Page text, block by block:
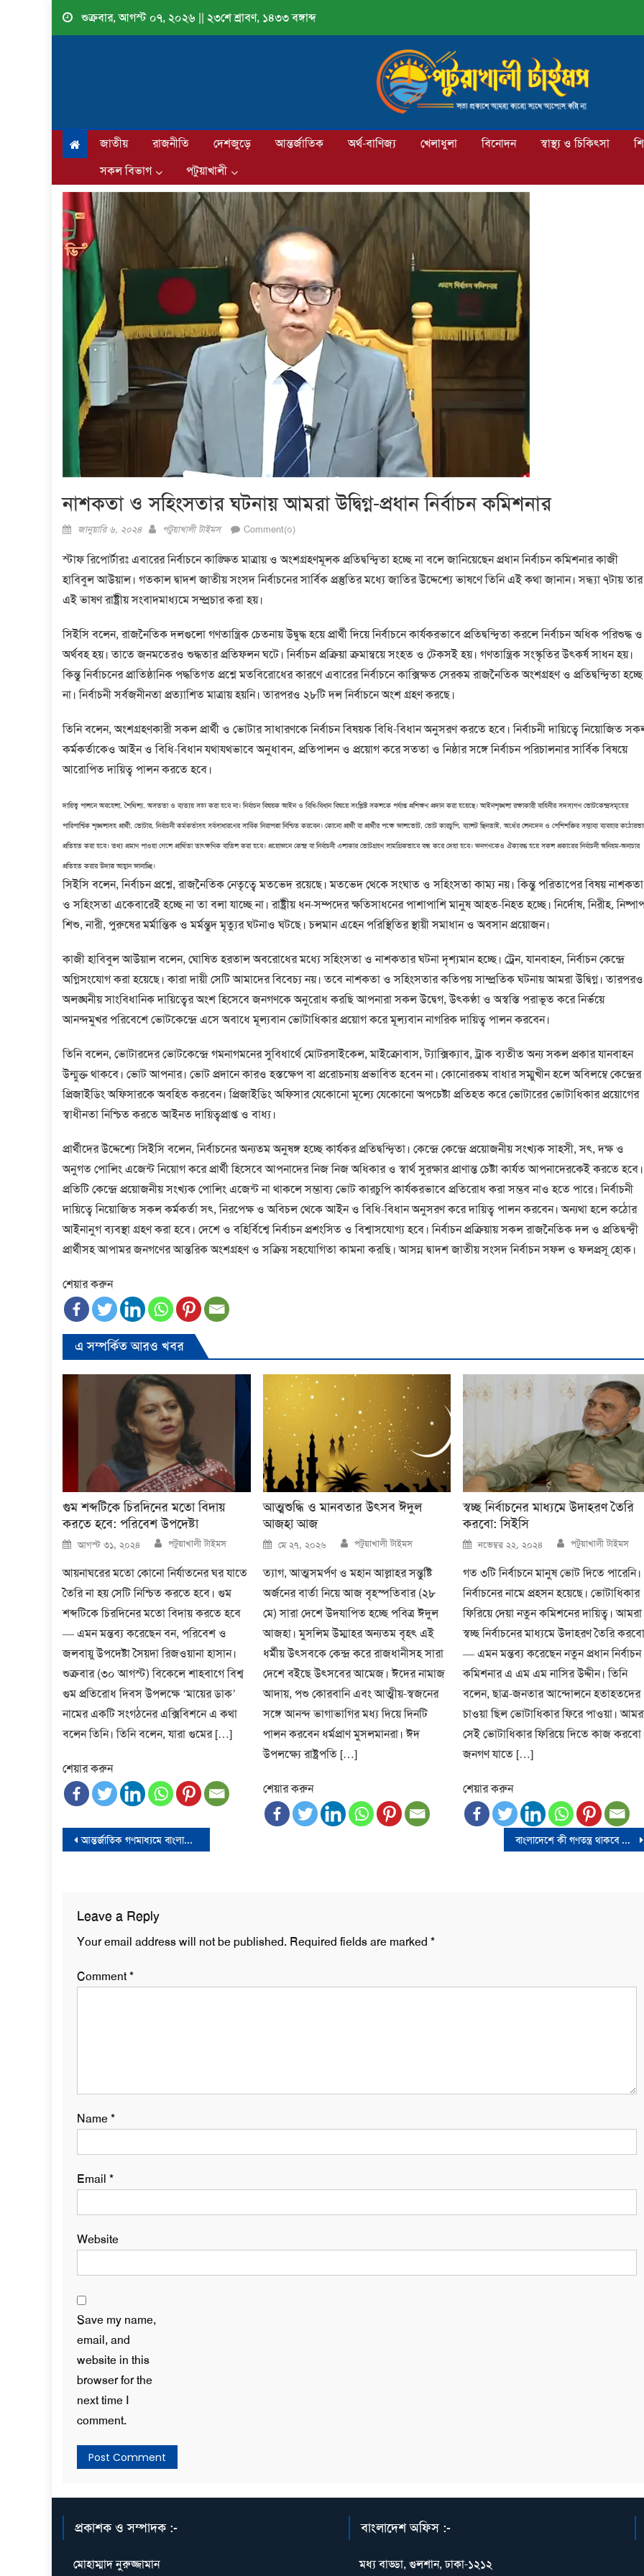
Skip
শুক্রবার, আগস্ট ০৭, ২০২৬ || ২৩শে শ্রাবণ, ১৪৩৩ বঙ্গাব্দ
জাতীয় রাজনীতি দেশজুড়ে আন্তর্জাতিক অর্থ-বাণিজ্য খেলাধুলা বিনোদন স্বাস্থ্য ও চিকিৎসা
সকল বিভাগ
পটুয়াখালী
নাশকতা ও সহিংসতার ঘটনায় আমরা উদ্বিগ্ন-প্রধান নির্বাচন কমিশনার
Posted
জানুয়ারি ৬, ২০২৪ Author
পটুয়াখালী টাইমস Comment(০)
স্টাফ রিপোর্টারঃ এবারের নির্বাচনে কাঙ্ক্ষিত মাত্রায় ও অংশগ্রহণমূলক প্রতিদ্বন্দ্বিতা হচ্ছে না বলে জানিয়েছেন প্রধান নির্বাচন কমিশনার কাজী
হাবিবুল আউয়াল। গতকাল দ্বাদশ জাতীয় সংসদ নির্বাচনের সার্বিক প্রস্তুতির মধ্যে জাতির উদ্দেশ্যে ভাষণে তিনি এই কথা জানান। সন্ধ্যা ৭টায় তার
এই ভাষণ রাষ্ট্রীয় সংবাদমাধ্যমে সম্প্রচার করা হয়।
সিইসি বলেন, রাজনৈতিক দলগুলো গণতান্ত্রিক চেতনায় উদ্বুদ্ধ হয়ে প্রার্থী দিয়ে নির্বাচনে কার্যকরভাবে প্রতিদ্বন্দ্বিতা করলে নির্বাচন অধিক পরিশুদ্ধ ও
অর্থবহ হয়। তাতে জনমতেরও শুদ্ধতার প্রতিফলন ঘটে। নির্বাচন প্রক্রিয়া ক্রমান্বয়ে সংহত ও টেকসই হয়। গণতান্ত্রিক সংস্কৃতির উৎকর্ষ সাধন হয়।
কিন্তু নির্বাচনের প্রাতিষ্ঠানিক পদ্ধতিগত প্রশ্নে মতবিরোধের কারণে এবারের নির্বাচনে কাক্সিক্ষত সেরকম রাজনৈতিক অংশগ্রহণ ও প্রতিদ্বন্দ্বিতা হচ্ছে
না। নির্বাচনী সর্বজনীনতা প্রত্যাশিত মাত্রায় হয়নি। তারপরও ২৮টি দল নির্বাচনে অংশ গ্রহণ করছে।
তিনি বলেন, অংশগ্রহণকারী সকল প্রার্থী ও ভোটার সাধারণকে নির্বাচন বিষয়ক বিধি-বিধান অনুসরণ করতে হবে। নির্বাচনী দায়িত্বে নিয়োজিত
কর্মকর্তাকেও আইন ও বিধি-বিধান যথাযথভাবে অনুধাবন, প্রতিপালন ও প্রয়োগ করে সততা ও নিষ্ঠার সঙ্গে নির্বাচন পরিচালনার সার্বিক বিষয়ে
আরোপিত দায়িত্ব পালন করতে হবে।
দায়িত্ব পালনে অবহেলা, শৈথিল্য, অসততা ও ব্যত্যয় সহ্য করা হবে না। নির্বাচন বিষয়ক আইন ও বিধি-বিধান বিষয়ে সংশ্লিষ্ট সকলকে পর্যাপ্ত প্রশিক্ষণ প্রদান করা হয়েছে। আইনশৃঙ্খলা রক্ষাকারী বাহিনীর সদস্যগণ ভোটকেন্দ্রসমূহের
পারিপার্শ্বিক শৃঙ্খলাসহ প্রার্থী, ভোটার, নির্বাচনী কর্মকর্তাসহ সর্বসাধারণের সার্বিক নিরাপত্তা নিশ্চিত করবেন। কোনো প্রার্থী বা প্রার্থীর পক্ষে জালভোট, ভোট কারচুপি, ব্যালট ছিনতাই, অর্থের লেনদেন ও পেশিশক্তির সম্ভাব্য ব্যবহার
প্রতিহত করা হবে। তথ্য প্রমাণ পাওয়া গেলে প্রার্থিতা তাৎক্ষণিক বাতিল করা হবে। প্রয়োজনে কেন্দ্র বা নির্বাচনী এলাকার ভোটগ্রহণ সামগ্রিকভাবে বন্ধ করে দেয়া হবে। জনগণকেও ঐক্যবদ্ধ হয়ে সকল প্রকারের নির্বাচনী অনিয়ম-অনাচার
প্রতিহত করার উদাত্ত আহ্বান জানাচ্ছি।
সিইসি বলেন, নির্বাচন প্রশ্নে, রাজনৈতিক নেতৃত্বে মতভেদ রয়েছে। মতভেদ থেকে সংঘাত ও সহিংসতা কাম্য নয়। কিন্তু পরিতাপের বিষয় নাশকতা
ও সহিংসতা একেবারেই হচ্ছে না তা বলা যাচ্ছে না। রাষ্ট্রীয় ধন-সম্পদের ক্ষতিসাধনের পাশাপাশি মানুষ আহত-নিহত হচ্ছে। নির্দোষ, নিরীহ,
শিশু, নারী, পুরুষের মর্মান্তিক ও মর্মন্তুদ মৃত্যুর ঘটনাও ঘটছে। চলমান এহেন পরিস্থিতির স্থায়ী সমাধান ও অবসান প্রয়োজন।
কাজী হাবিবুল আউয়াল বলেন, ঘোষিত হরতাল অবরোধের মধ্যে সহিংসতা ও নাশকতার ঘটনা দৃশ্যমান হচ্ছে। ট্রেন, যানবাহন, নির্বাচন কেন্দ্রে
অগ্নিসংযোগ করা হয়েছে। কারা দায়ী সেটি আমাদের বিবেচ্য নয়। তবে নাশকতা ও সহিংসতার কতিপয় সাম্প্রতিক ঘটনায় আমরা উদ্বিগ্ন। তারপরও
অলঙ্ঘনীয় সাংবিধানিক দায়িত্বের অংশ হিসেবে জনগণকে অনুরোধ করছি আপনারা সকল উদ্বেগ, উৎকণ্ঠা ও অস্বস্তি পরাভূত করে নির্ভয়ে
আনন্দমুখর পরিবেশে ভোটকেন্দ্রে এসে অবাধে মূল্যবান ভোটাধিকার প্রয়োগ করে মূল্যবান নাগরিক দায়িত্ব পালন করবেন।
তিনি বলেন, ভোটারদের ভোটকেন্দ্রে গমনাগমনের সুবিধার্থে মোটরসাইকেল, মাইক্রোবাস, ট্যাক্সিক্যাব, ট্রাক ব্যতীত অন্য সকল প্রকার যানবাহন
উন্মুক্ত থাকবে। ভোট আপনার। ভোট প্রদানে কারও হস্তক্ষেপ বা প্ররোচনায় প্রভাবিত হবেন না। কোনোরকম বাধার সম্মুখীন হলে অবিলম্বে কেন্দ্রের
প্রিজাইডিং অফিসারকে অবহিত করবেন। প্রিজাইডিং অফিসার যেকোনো মূল্যে যেকোনো অপচেষ্টা প্রতিহত করে ভোটারের ভোটাধিকার প্রয়োগের
স্বাধীনতা নিশ্চিত করতে আইনত দায়িত্বপ্রাপ্ত ও বাধ্য।
প্রার্থীদের উদ্দেশ্যে সিইসি বলেন, নির্বাচনের অন্যতম অনুষঙ্গ হচ্ছে কার্যকর প্রতিদ্বন্দ্বিতা। কেন্দ্রে কেন্দ্রে প্রয়োজনীয় সংখ্যক সাহসী, সৎ, দক্ষ ও
অনুগত পোলিং এজেন্ট নিয়োগ করে প্রার্থী হিসেবে আপনাদের নিজ নিজ অধিকার ও স্বার্থ সুরক্ষার প্রাণান্ত চেষ্টা কার্যত আপনাদেরকেই করতে হবে।
প্রতিটি কেন্দ্রে প্রয়োজনীয় সংখ্যক পোলিং এজেন্ট না থাকলে সম্ভাব্য ভোট কারচুপি কার্যকরভাবে প্রতিরোধ করা সম্ভব নাও হতে পারে। নির্বাচনী
দায়িত্বে নিয়োজিত সকল কর্মকর্তা সৎ, নিরপেক্ষ ও অবিচল থেকে আইন ও বিধি-বিধান অনুসরণ করে দায়িত্ব পালন করবেন। অন্যথা হলে কঠোর
আইনানুগ ব্যবস্থা গ্রহণ করা হবে। দেশে ও বহির্বিশ্বে নির্বাচন প্রশংসিত ও বিশ্বাসযোগ্য হবে। নির্বাচন প্রক্রিয়ায় সকল রাজনৈতিক দল ও প্রতিদ্বন্দ্বী
প্রার্থীসহ আপামর জনগণের আন্তরিক অংশগ্রহণ ও সক্রিয় সহযোগিতা কামনা করছি। আসন্ন দ্বাদশ জাতীয় সংসদ নির্বাচন সফল ও ফলপ্রসূ হোক।
শেয়ার করুন
এ সম্পর্কিত আরও খবর
গুম শব্দটিকে চিরদিনের মতো বিদায়
করতে হবে: পরিবেশ উপদেষ্টা
Posted
on
আগস্ট ৩১, ২০২৪ Author
পটুয়াখালী টাইমস
আয়নাঘরের মতো কোনো নির্যাতনের ঘর যাতে
তৈরি না হয় সেটি নিশ্চিত করতে হবে। গুম
শব্দটিকে চিরদিনের মতো বিদায় করতে হবে
— এমন মন্তব্য করেছেন বন, পরিবেশ ও
জলবায়ু উপদেষ্টা সৈয়দা রিজওয়ানা হাসান।
শুক্রবার (৩০ আগস্ট) বিকেলে শাহবাগে বিশ্ব
গুম প্রতিরোধ দিবস উপলক্ষে ‘মায়ের ডাক’
নামের একটি সংগঠনের এক্সিবিশনে এ কথা
বলেন তিনি। তিনি বলেন, যারা গুমের […]
শেয়ার করুন
আত্মশুদ্ধি ও মানবতার উৎসব ঈদুল
আজহা আজ
Posted
on
মে ২৭, ২০২৬ Author
পটুয়াখালী টাইমস
ত্যাগ, আত্মসমর্পণ ও মহান আল্লাহর সন্তুষ্টি
অর্জনের বার্তা নিয়ে আজ বৃহস্পতিবার (২৮
মে) সারা দেশে উদযাপিত হচ্ছে পবিত্র ঈদুল
আজহা। মুসলিম উম্মাহর অন্যতম বৃহৎ এই
ধর্মীয় উৎসবকে কেন্দ্র করে রাজধানীসহ সারা
দেশে বইছে উৎসবের আমেজ। ঈদের নামাজ
আদায়, পশু কোরবানি এবং আত্মীয়-স্বজনের
সঙ্গে আনন্দ ভাগাভাগির মধ্য দিয়ে দিনটি
পালন করবেন ধর্মপ্রাণ মুসলমানরা। ঈদ
উপলক্ষ্যে রাষ্ট্রপতি […]
শেয়ার করুন
স্বচ্ছ নির্বাচনের মাধ্যমে উদাহরণ তৈরি
করবো: সিইসি
Posted
on
নভেম্বর ২২, ২০২৪ Author
পটুয়াখালী টাইমস
গত ৩টি নির্বাচনে মানুষ ভোট দিতে পারেনি।
নির্বাচনের নামে প্রহসন হয়েছে। ভোটাধিকার
ফিরিয়ে দেয়া নতুন কমিশনের দায়িত্ব। আমরা
স্বচ্ছ নির্বাচনের মাধ্যমে উদাহরণ তৈরি
— এমন মন্তব্য করেছেন নতুন প্রধান নির্বাচন
কমিশনার এ এম এম নাসির উদ্দীন। তিনি
বলেন, ছাত্র-জনতার আন্দোলনে হতাহতদের
চাওয়া ছিল ভোটাধিকার ফিরে পাওয়া।
সেই ভোটাধিকার ফিরিয়ে দিতে কাজ
জনগণ যাতে […]
শেয়ার করুন
Post
আন্তর্জাতিক গণমাধ্যমে বাংলাদেশের নির্বাচনের খবর বাংলাদেশে কী গণতন্ত্র থাকবে ? – নিউইয়র্ক টাইমস
Leave a Reply
Your email address will not be published. Required fields are marked *
Comment*
Name*
Email *
Website
Save my name,
email, and
website in this
browser for the
next time I
comment.
প্রকাশক ও সম্পাদক :-
মোহাম্মাদ নুরুজ্জামান
বাংলাদেশ অফিস :-
মধ্য বাড্ডা, গুলশান, ঢাকা-১২১২